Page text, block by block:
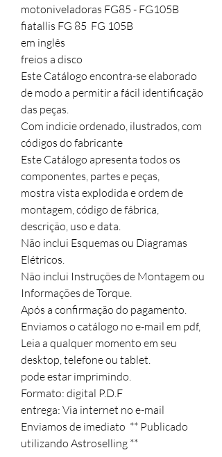
motoniveladoras FG85 - FG105B
fiatallis FG 85  FG 105B
em inglês
freios a disco
Este Catálogo encontra-se elaborado
de modo a permitir a fácil identificação
das peças.
Com indicie ordenado, ilustrados, com
códigos do fabricante
Este Catálogo apresenta todos os
componentes, partes e peças,
mostra vista explodida e ordem de
montagem, código de fábrica,
descrição, uso e data.
Não inclui Esquemas ou Diagramas
Elétricos.
Não inclui Instruções de Montagem ou
Informações de Torque.
Após a confirmação do pagamento.
Enviamos o catálogo no e-mail em pdf,
Leia a qualquer momento em seu
desktop, telefone ou tablet.
pode estar imprimindo.
Formato: digital P.D.F
entrega: Via internet no e-mail
Enviamos de imediato  ** Publicado
utilizando Astroselling **